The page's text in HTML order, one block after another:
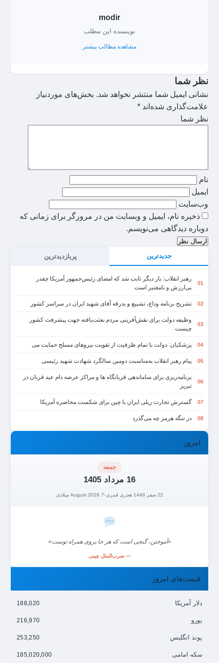
جدیدترین پربازدیدترین
01
رهبر انقلاب: بار دیگر ثابت شد که امضای رئیس‌جمهور آمریکا چقدر
بی‌ارزش و نامعتبر است
02 تشریح برنامه وداع، تشییع و بدرقه آقای شهید ایران در سراسر کشور
03
وظیفه دولت برای نقش‌آفرینی مردم بعثت‌یافته جهت پیشرفت کشور
چیست
04 پزشکیان: دولت با تمام ظرفیت از تقویت نیروهای مسلح حمایت می
05 پیام رهبر انقلاب به‌مناسبت دومین سالگرد شهادت شهید رئیسی
06
برنامه‌ریزی برای ساماندهی قربانگاه ها و مراکز عرضه دام عید قربان در
تبریز
07 گسترش تجارت ریلی ایران با چین برای شکست محاصره آمریکا
08 در تنگه هرمز چه می‌گذرد
امروز
جمعه
16 مرداد 1405
22 صفر 1448 هجری قمری •7 August 2026 میلادی
«آموختن، گنجی است که هر جا بروی همراه توست»
— ضرب‌المثل چینی
قیمت‌های امروز
دلار آمریکا 188,020
یورو 216,970
پوند انگلیس 253,250
سکه امامی 185,020,000
modir
نویسنده این مطلب
مشاهده مطالب بیشتر
نظر شما
نشانی ایمیل شما منتشر نخواهد شد. بخش‌های موردنیاز
علامت‌گذاری شده‌اند *
نظر شما
نام
ایمیل
وب‌سایت
ذخیره نام، ایمیل و وبسایت من در مرورگر برای زمانی که
دوباره دیدگاهی می‌نویسم.
ارسال نظر